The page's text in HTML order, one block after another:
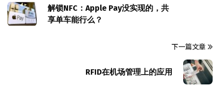
解锁NFC：Apple Pay没实现的，共
享单车能行么？
下一篇文章
RFID在机场管理上的应用